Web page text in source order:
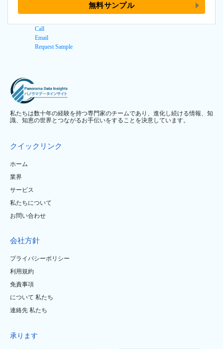
無料サンプル
Call
Email
Request Sample
私たちは数十年の経験を持つ専門家のチームであり、進化し続ける情報、知
識、知恵の世界とつながるお手伝いをすることを決意しています。
クイックリンク
ホーム
業界
サービス
私たちについて
お問い合わせ
会社方針
プライバシーポリシー
利用規約
免責事項
について 私たち
連絡先 私たち
承ります